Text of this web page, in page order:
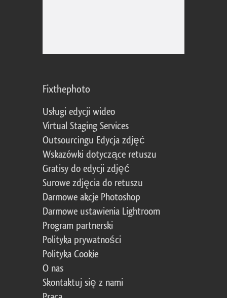
Fixthephoto
Usługi edycji wideo
Virtual Staging Services
Outsourcingu Edycja zdjęć
Wskazówki dotyczące retuszu
Gratisy do edycji zdjęć
Surowe zdjęcia do retuszu
Darmowe akcje Photoshop
Darmowe ustawienia Lightroom
Program partnerski
Polityka prywatności
Polityka Cookie
O nas
Skontaktuj się z nami